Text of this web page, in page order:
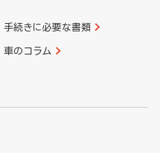
手続きに必要な書類
車のコラム